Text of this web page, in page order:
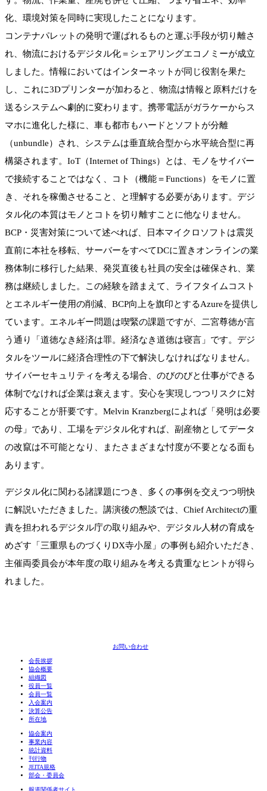
化、環境対策を同時に実現したことになります。
コンテナパレットの発明で運ばれるものと運ぶ手段が切り離さ
れ、物流におけるデジタル化＝シェアリングエコノミーが成立
しました。情報においてはインターネットが同じ役割を果た
し、これに3Dプリンターが加わると、物流は情報と原料だけを
送るシステムへ劇的に変わります。携帯電話がガラケーからス
マホに進化した様に、車も都市もハードとソフトが分離
（unbundle）され、システムは垂直統合型から水平統合型に再
構築されます。IoT（Internet of Things）とは、モノをサイバー
で接続することではなく、コト（機能＝Functions）をモノに置
き、それを稼働させること、と理解する必要があります。デジ
タル化の本質はモノとコトを切り離すことに他なりません。
BCP・災害対策について述べれば、日本マイクロソフトは震災
直前に本社を移転、サーバーをすべてDCに置きオンラインの業
務体制に移行した結果、発災直後も社員の安全は確保され、業
務は継続しました。この経験を踏まえて、ライフタイムコスト
とエネルギー使用の削減、BCP向上を旗印とするAzureを提供し
ています。エネルギー問題は喫緊の課題ですが、二宮尊徳が言
う通り「道徳なき経済は罪。経済なき道徳は寝言」です。デジ
タルをツールに経済合理性の下で解決しなければなりません。
サイバーセキュリティを考える場合、のびのびと仕事ができる
体制でなければ企業は衰えます。安心を実現しつつリスクに対
応することが肝要です。Melvin Kranzbergによれば「発明は必要
の母」であり、工場をデジタル化すれば、副産物としてデータ
の改竄は不可能となり、またさまざまな忖度が不要となる面も
あります。
デジタル化に関わる諸課題につき、多くの事例を交えつつ明快
に解説いただきました。講演後の懇談では、Chief Architectの重
責を担われるデジタル庁の取り組みや、デジタル人材の育成を
めざす「三重県ものづくりDX寺小屋」の事例も紹介いただき、
主催両委員会が本年度の取り組みを考える貴重なヒントが得ら
れました。
お問い合わせ
会長挨拶
協会概要
組織図
役員一覧
会員一覧
入会案内
決算公告
所在地
協会案内
事業内容
統計資料
刊行物
JEITA規格
部会・委員会
報道関係者サイト